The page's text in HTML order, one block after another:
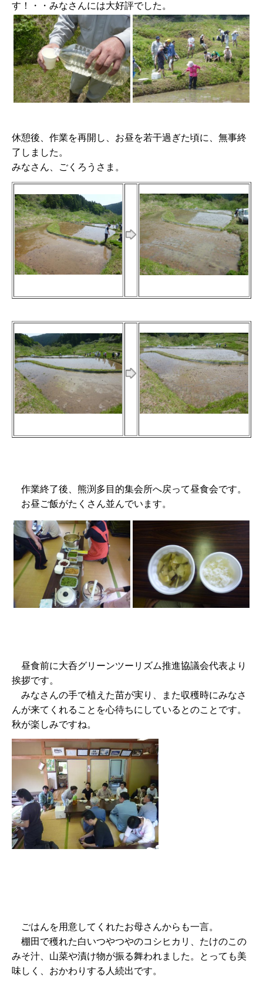
す！・・みなさんには大好評でした。
休憩後、作業を再開し、お昼を若干過ぎた頃に、無事終
了しました。
みなさん、ごくろうさま。
作業終了後、熊渕多目的集会所へ戻って昼食会です。
お昼ご飯がたくさん並んでいます。
昼食前に大呑グリーンツーリズム推進協議会代表より
挨拶です。
みなさんの手で植えた苗が実り、また収穫時にみなさ
んが来てくれることを心待ちにしているとのことです。
秋が楽しみですね。
ごはんを用意してくれたお母さんからも一言。
棚田で穫れた白いつやつやのコシヒカリ、たけのこの
みそ汁、山菜や漬け物が振る舞われました。とっても美
味しく、おかわりする人続出です。